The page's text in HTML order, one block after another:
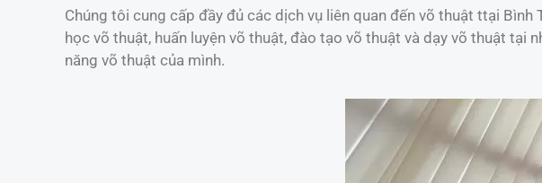
Chúng tôi cung cấp đầy đủ các dịch vụ liên quan đến võ thuật ttại
học võ thuật, huấn luyện võ thuật, đào tạo võ thuật và dạy võ thuật tại
năng võ thuật của mình.